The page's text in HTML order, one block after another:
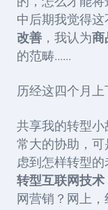
中后期我觉得这
改善 ，我认为商
的范畴......
历经这四个月上
共享我的转型
常大的协助，
虑到怎样转型的
转型互联网技术
网营销？网上